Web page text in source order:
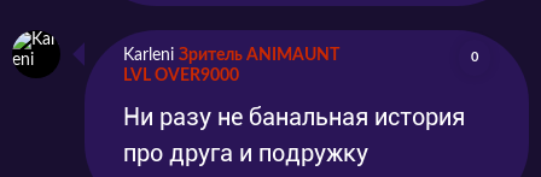
Karleni Зритель ANIMAUNT
LVL OVER9000
0
Ни разу не банальная история
про друга и подружку